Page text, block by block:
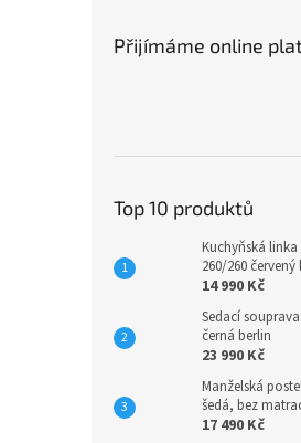
Přijímáme online
Top 10 produktů
Kuchyňská
260/260 červený
14 990 Kč
Sedací
černá berlin
23 990 Kč
Manželská
šedá, bez
17 490 Kč